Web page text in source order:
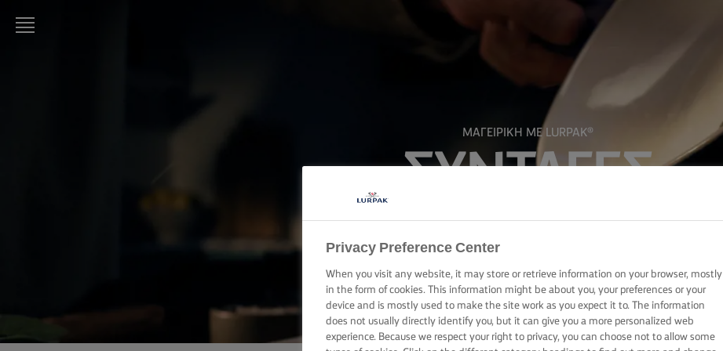
ΜΥΣΤΙΚΑ
ΜΑΓΕΙΡΙΚΗ ΜΕ LURPAK®
ΣΥΝΤΑΓΕΣ
Privacy Preference Center
When you visit any website, it may store or retrieve information on your browser, mostly
in the form of cookies. This information might be about you, your preferences or your
device and is mostly used to make the site work as you expect it to. The information
does not usually directly identify you, but it can give you a more personalized web
experience. Because we respect your right to privacy, you can choose not to allow some